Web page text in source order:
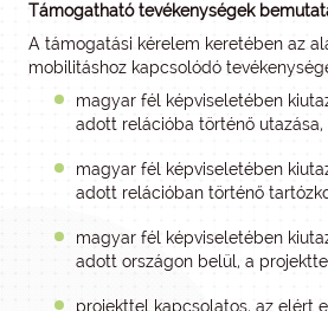
Támogatható tevékenységek
A támogatási kérelem keretében az
mobilitáshoz kapcsolódó
magyar fél képviseletében
adott relációba történő utazása,
magyar fél képviseletében
adott relációban történő
magyar fél képviseletében
adott országon belül, a
projekttel kapcsolatos, az elért